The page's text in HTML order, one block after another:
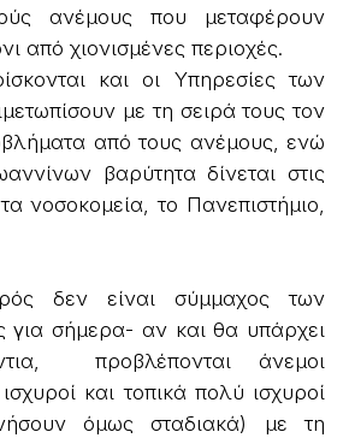
ανέμους που μεταφέρουν
από χιονισμένες περιοχές.
και οι Υπηρεσίες των
με τη σειρά τους τον
από τους ανέμους, ενώ
βαρύτητα δίνεται στις
νοσοκομεία, το Πανεπιστήμιο,
δεν είναι σύμμαχος των
για σήμερα- αν και θα υπάρχει
προβλέπονται άνεμοι
και τοπικά πολύ ισχυροί
όμως σταδιακά) με τη